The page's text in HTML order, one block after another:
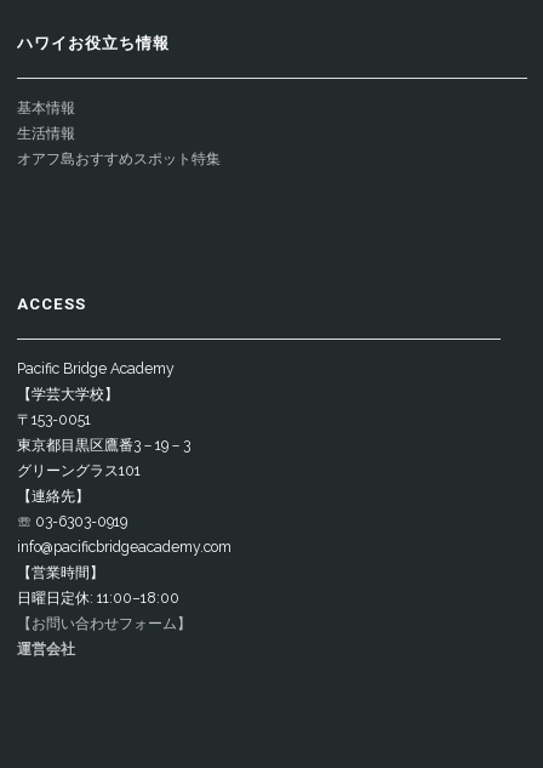
ハワイお役立ち情報
基本情報
生活情報
オアフ島おすすめスポット特集
ACCESS
Pacific Bridge Academy
【学芸大学校】
〒153-0051
東京都目黒区鷹番3－19－3
グリーングラス101
【連絡先】
☏ 03-6303-0919
info@pacificbridgeacademy.com
【営業時間】
日曜日定休: 11:00–18:00
【お問い合わせフォーム】
運営会社